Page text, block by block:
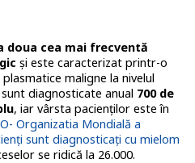
doua cea mai frecventă
și este caracterizat printr-o
maligne la nivelul
sunt diagnosticate anual 700 de
, iar vârsta pacienților este în
Organizatia Mondială a
sunt diagnosticați cu mielom
se ridică la 26.000.